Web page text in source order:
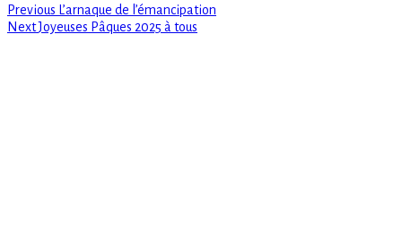
Navigation
de
Previous Previous
post:
L’arnaque de l’émancipation
NextNext
Joyeuses Pâques 2025 à tous